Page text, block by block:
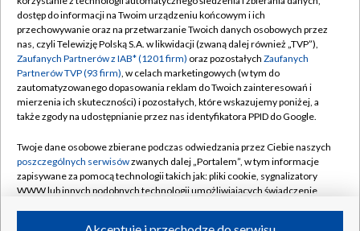
TVP
Abonament TVP
Sklep TVP
Biuro Reklamy
Oferta Handlowa
Emisja w TVP
Rada Programowa
Ogłoszenia przetargowe
Regulamin TVP
Polityka prywatności
Moje zgody
Biuro reklamy
Kanały
©2026 Telewizja Polska Spółka Akcyjna w likwidacji
dostęp do informacji na Twoim urządzeniu końcowym i ich
przechowywanie oraz na przetwarzanie Twoich danych osobowych przez
nas, czyli Telewizję Polską S.A. w likwidacji (zwaną dalej również „TVP”),
Zaufanych Partnerów z IAB* (1201 firm) oraz pozostałych Zaufanych
Partnerów TVP (93 firm), w celach marketingowych (w tym do
zautomatyzowanego dopasowania reklam do Twoich zainteresowań i
mierzenia ich skuteczności) i pozostałych, które wskazujemy poniżej, a
także zgody na udostępnianie przez nas identyfikatora PPID do Google.
Twoje dane osobowe zbierane podczas odwiedzania przez Ciebie naszych
poszczególnych serwisówzwanych dalej „Portalem”, w tym informacje
zapisywane za pomocą technologii takich jak: pliki cookie, sygnalizatory
WWW lub innych podobnych technologii umożliwiających świadczenie